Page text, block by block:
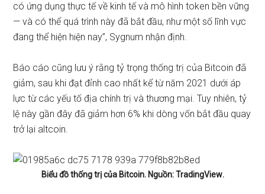
có ứng dụng thực tế về kinh tế và mô hình token bền vững
— và có thể quá trình này đã bắt đầu, như một số lĩnh vực
đang thể hiện hiện nay”, Sygnum nhận định.
Báo cáo cũng lưu ý rằng tỷ trọng thống trị của Bitcoin đã
giảm, sau khi đạt đỉnh cao nhất kể từ năm 2021 dưới áp
lực từ các yếu tố địa chính trị và thương mại. Tuy nhiên, tỷ
lệ này gần đây đã giảm hơn 6% khi dòng vốn bắt đầu quay
trở lại altcoin.
Biểu đồ thống trị của Bitcoin. Nguồn:TradingView.